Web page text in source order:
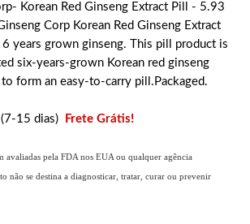
Korean Red Ginseng Extract Pill - 5.93
Corp Korean Red Ginseng Extract
years grown ginseng. This pill product is
six-years-grown Korean red ginseng
form an easy-to-carry pill.Packaged.
15 dias) Frete Grátis!
avaliadas pela FDA nos EUA ou qualquer agência
não se destina a diagnosticar, tratar, curar ou prevenir